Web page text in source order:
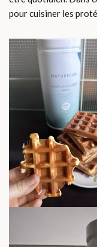
pour cuisiner les